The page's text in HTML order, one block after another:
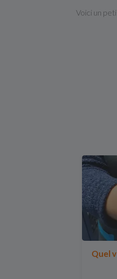
Voici un
Quel